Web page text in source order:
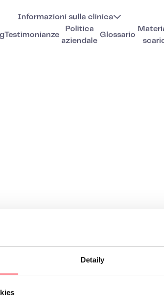
Detaily
Informazioni sulla clinica
Testimonianze
Politica
aziendale
Glossario